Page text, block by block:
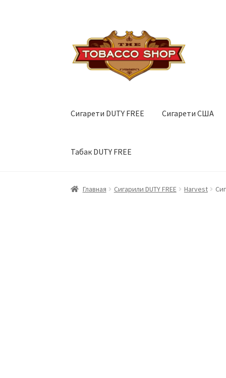
навигации
содержимому
Сигарети DUTY FREE Сигарети США
Табак DUTY FREE
Главная Сигарили DUTY FREE Harvest